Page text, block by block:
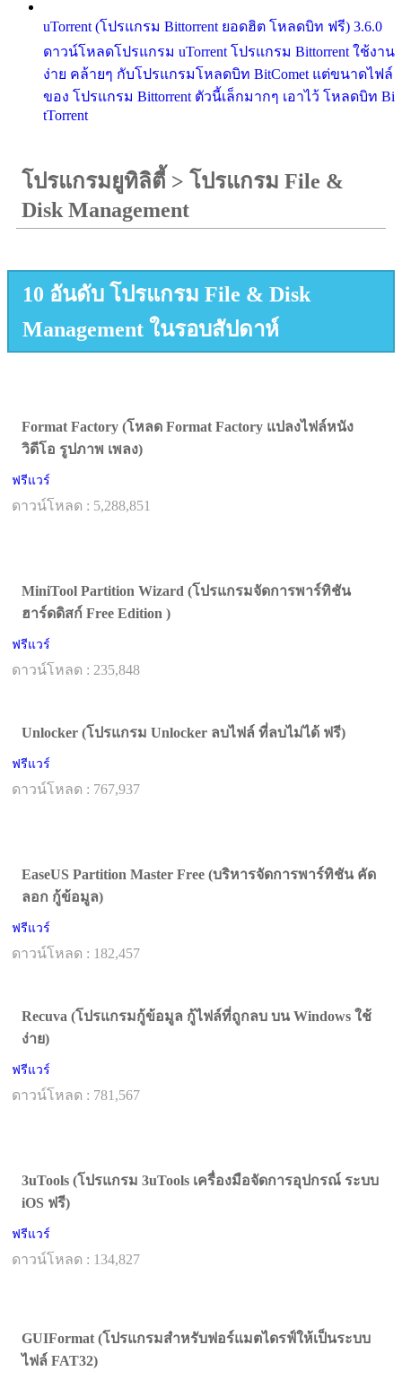
uTorrent (โปรแกรม Bittorrent ยอดฮิต โหลดบิท ฟรี) 3.6.0
ดาวน์โหลดโปรแกรม uTorrent โปรแกรม Bittorrent ใช้งาน
ง่าย คล้ายๆ กับโปรแกรมโหลดบิท BitComet แต่ขนาดไฟล์
ของ โปรแกรม Bittorrent ตัวนี้เล็กมากๆ เอาไว้ โหลดบิท Bi
tTorrent
โปรแกรมยูทิลิตี้ > โปรแกรม File &
Disk Management
10 อันดับ โปรแกรม File & Disk
Management ในรอบสัปดาห์
Format Factory (โหลด Format Factory แปลงไฟล์หนัง
วิดีโอ รูปภาพ เพลง)
ฟรีแวร์
ดาวน์โหลด : 5,288,851
MiniTool Partition Wizard (โปรแกรมจัดการพาร์ทิชัน
ฮาร์ดดิสก์ Free Edition )
ฟรีแวร์
ดาวน์โหลด : 235,848
Unlocker (โปรแกรม Unlocker ลบไฟล์ ที่ลบไม่ได้ ฟรี)
ฟรีแวร์
ดาวน์โหลด : 767,937
EaseUS Partition Master Free (บริหารจัดการพาร์ทิชัน คัด
ลอก กู้ข้อมูล)
ฟรีแวร์
ดาวน์โหลด : 182,457
Recuva (โปรแกรมกู้ข้อมูล กู้ไฟล์ที่ถูกลบ บน Windows ใช้
ง่าย)
ฟรีแวร์
ดาวน์โหลด : 781,567
3uTools (โปรแกรม 3uTools เครื่องมือจัดการอุปกรณ์ ระบบ
iOS ฟรี)
ฟรีแวร์
ดาวน์โหลด : 134,827
GUIFormat (โปรแกรมสำหรับฟอร์แมตไดรฟ์ให้เป็นระบบ
ไฟล์ FAT32)